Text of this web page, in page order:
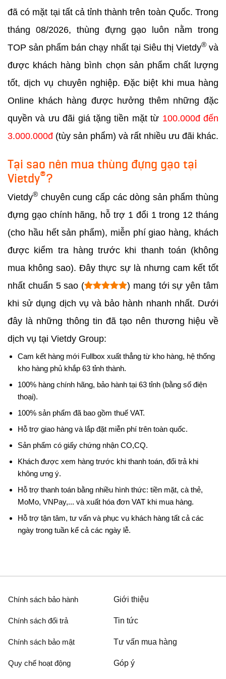
đã có mặt tại tất cả tỉnh thành trên toàn Quốc. Trong
tháng 08/2026, thùng đựng gạo luôn nằm trong
TOP sản phẩm bán chạy nhất tại Siêu thị Vietdy®và
được khách hàng bình chọn sản phẩm chất lượng
tốt, dịch vụ chuyên nghiệp. Đặc biệt khi mua hàng
Online khách hàng được hưởng thêm những đặc
quyền và ưu đãi giá tặng tiền mặt từ 100.000đ đến
3.000.000đ (tùy sản phẩm) và rất nhiều ưu đãi khác.
Tại sao nên mua thùng đựng gạo tại
Vietdy®?
Vietdy® chuyên cung cấp các dòng sản phẩm thùng
đựng gạo chính hãng, hỗ trợ 1 đổi 1 trong 12 tháng
(cho hầu hết sản phẩm), miễn phí giao hàng, khách
được kiểm tra hàng trước khi thanh toán (không
mua không sao). Đây thực sự là nhưng cam kết tốt
nhất chuẩn 5 sao (
) mang tới sự yên tâm
khi sử dụng dịch vụ và bảo hành nhanh nhất. Dưới
đây là những thông tin đã tạo nên thương hiệu về
dịch vụ tại Vietdy Group:
Cam kết hàng mới Fullbox xuất thẳng từ kho hàng, hệ thống
kho hàng phủ khắp 63 tỉnh thành.
100% hàng chính hãng, bảo hành tại 63 tỉnh (bằng số điện
thoại).
100% sản phẩm đã bao gồm thuế VAT.
Hỗ trợ giao hàng và lắp đặt miễn phí trên toàn quốc.
Sản phẩm có giấy chứng nhận CO,CQ.
Khách được xem hàng trước khi thanh toán, đổi trả khi
không ưng ý.
Hỗ trợ thanh toán bằng nhiều hình thức: tiền mặt, cà thẻ,
MoMo, VNPay,... và xuất hóa đơn VAT khi mua hàng.
Hỗ trợ tận tâm, tư vấn và phục vụ khách hàng tất cả các
ngày trong tuần kể cả các ngày lễ.
Chính sách bảo hành
Chính sách đổi trả
Chính sách bảo mật
Quy chế hoạt động
Giới thiệu
Tin tức
Tư vấn mua hàng
Góp ý